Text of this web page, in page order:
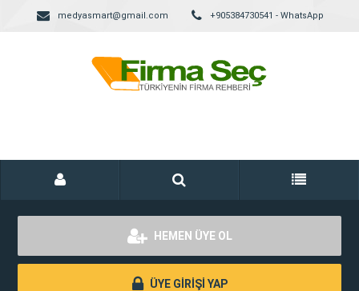
medyasmart@gmail.com +905384730541 - WhatsApp
HEMEN ÜYE OL
ÜYE GİRİŞİ YAP